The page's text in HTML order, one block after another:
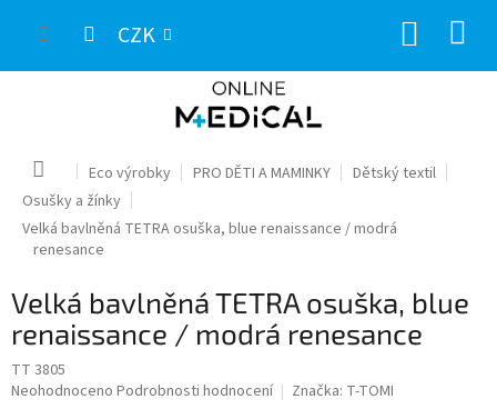
CZK
Domů Eco výrobky PRO DĚTI A MAMINKY
Dětský textil
Osušky a žínky
Velká bavlněná TETRA osuška, blue renaissance / modrá
renesance
Velká bavlněná TETRA osuška, blue
renaissance / modrá renesance
TT 3805
Průměrné
Neohodnoceno Podrobnosti hodnocení Značka: T-TOMI